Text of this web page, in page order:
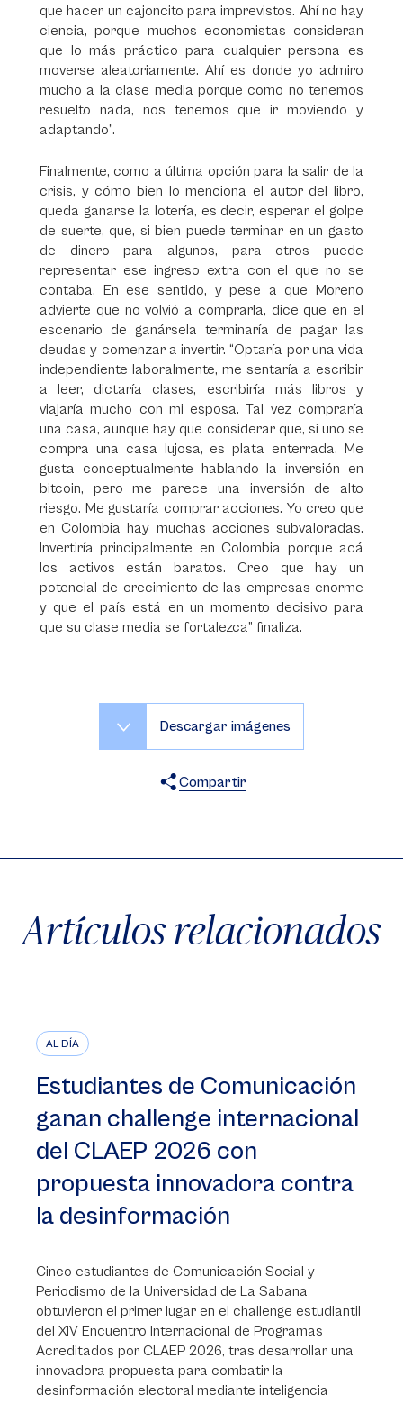
que hacer un cajoncito para imprevistos. Ahí no hay
ciencia, porque muchos economistas consideran
que lo más práctico para cualquier persona es
moverse aleatoriamente. Ahí es donde yo admiro
mucho a la clase media porque como no tenemos
resuelto nada, nos tenemos que ir moviendo y
adaptando”.
Finalmente, como a última opción para la salir de la
crisis, y cómo bien lo menciona el autor del libro,
queda ganarse la lotería, es decir, esperar el golpe
de suerte, que, si bien puede terminar en un gasto
de dinero para algunos, para otros puede
representar ese ingreso extra con el que no se
contaba. En ese sentido, y pese a que Moreno
advierte que no volvió a comprarla, dice que en el
escenario de ganársela terminaría de pagar las
deudas y comenzar a invertir. “Optaría por una vida
independiente laboralmente, me sentaría a escribir
a leer, dictaría clases, escribiría más libros y
viajaría mucho con mi esposa. Tal vez compraría
una casa, aunque hay que considerar que, si uno se
compra una casa lujosa, es plata enterrada. Me
gusta conceptualmente hablando la inversión en
bitcoin, pero me parece una inversión de alto
riesgo. Me gustaría comprar acciones. Yo creo que
en Colombia hay muchas acciones subvaloradas.
Invertiría principalmente en Colombia porque acá
los activos están baratos. Creo que hay un
potencial de crecimiento de las empresas enorme
y que el país está en un momento decisivo para
que su clase media se fortalezca” finaliza.
Descargar imágenes
Compartir
Artículos relacionados
AL DÍA
Estudiantes de Comunicación
ganan challenge internacional
del CLAEP 2026 con
propuesta innovadora contra
la desinformación
Cinco estudiantes de Comunicación Social y
Periodismo de la Universidad de La Sabana
obtuvieron el primer lugar en el challenge estudiantil
del XIV Encuentro Internacional de Programas
Acreditados por CLAEP 2026, tras desarrollar una
innovadora propuesta para combatir la
desinformación electoral mediante inteligencia